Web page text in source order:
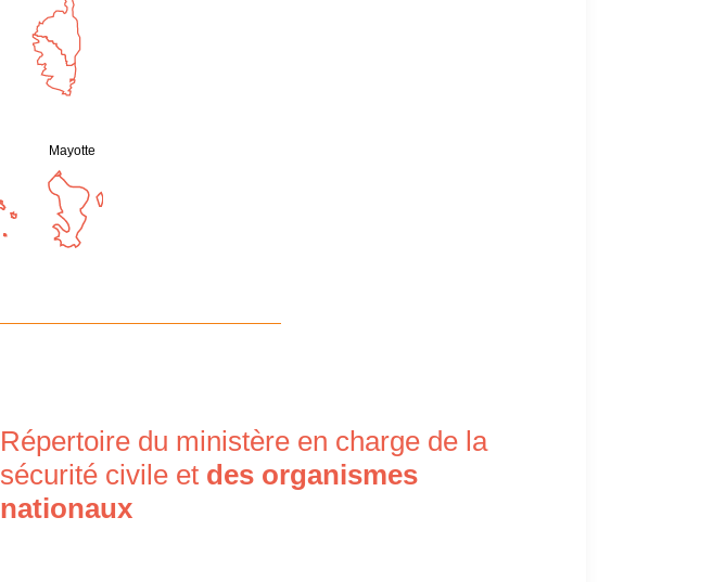
Mayotte
Répertoire du ministère en charge de la
sécurité civile et des organismes
nationaux